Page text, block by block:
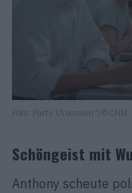
Foto: Parts Unknown“/©CNN
Schöngeist mit
Anthony scheute